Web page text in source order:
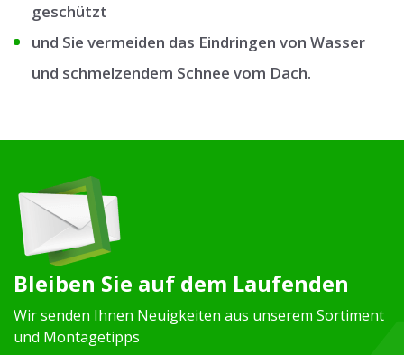
geschützt
und Sie vermeiden das Eindringen von Wasser
und schmelzendem Schnee vom Dach.
Bleiben Sie auf dem Laufenden
Wir senden Ihnen Neuigkeiten aus unserem Sortiment
und Montagetipps